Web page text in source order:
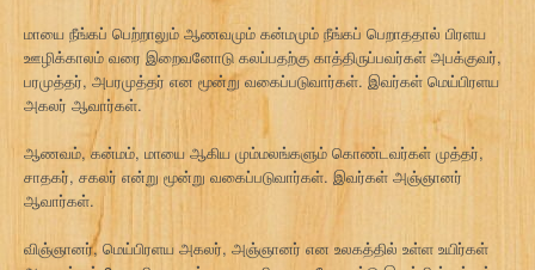
மாயை நீங்கப் பெற்றாலும் ஆணவமும் கன்மமும் நீங்கப் பெறாததால் பிரளய
ஊழிக்காலம் வரை இறைவனோடு கலப்பதற்கு காத்திருப்பவர்கள் அபக்குவர்,
பரமுத்தர், அபரமுத்தர் என மூன்று வகைப்படுவார்கள். இவர்கள் மெய்பிரளய
அகலர் ஆவார்கள்.
ஆணவம், கன்மம், மாயை ஆகிய மும்மலங்களும் கொண்டவர்கள் முத்தர்,
சாதகர், சகலர் என்று மூன்று வகைப்படுவார்கள். இவர்கள் அஞ்ஞானர்
ஆவார்கள்.
விஞ்ஞானர், மெய்பிரளய அகலர், அஞ்ஞானர் என உலகத்தில் உள்ள உயிர்கள்